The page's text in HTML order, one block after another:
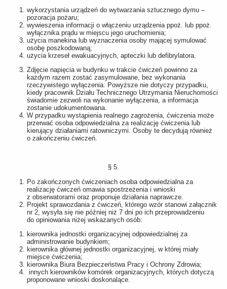
wykorzystania urządzeń do wytwarzania sztucznego dymu –
pozoracja pożaru;
wywieszenia informacji o włączeniu urządzenia ppoż. lub ppoż.
wyłącznika prądu w miejscu jego uruchomienia;
użycia manekina lub wyznaczenia osoby mającej symulować
osobę poszkodowaną;
użycia krzeseł ewakuacyjnych, apteczki lub defibrylatora.
Zdjęcie napięcia w budynku w trakcie ćwiczeń powinno za
każdym razem zostać zasymulowane, bez wykonania
rzeczywistego wyłączenia. Powyższe nie dotyczy przypadku,
kiedy pracownik Działu Technicznego Utrzymania Nieruchomości
świadomie zezwoli na wykonanie wyłączenia, a informacja
zostanie udokumentowana.
W przypadku wystąpienia realnego zagrożenia, ćwiczenia może
przerwać osoba odpowiedzialna za realizację ćwiczenia lub
kierujący działaniami ratowniczymi. Osoby te decydują również
o zakończeniu ćwiczeń.
§ 5.
Po zakończonych ćwiczeniach osoba odpowiedzialna za
realizację ćwiczeń omawia spostrzeżenia i wnioski
z obserwatorami oraz proponuje działania naprawcze.
Projekt sprawozdania z ćwiczeń, którego wzór stanowi załącznik
nr 2, wysyła się nie później niż 7 dni po ich przeprowadzeniu
do opiniowania niżej wskazanych osób:
kierownika jednostki organizacyjnej odpowiedzialnej za
administrowanie budynkiem;
kierownika głównej jednostki organizacyjnej, w której miały
miejsce ćwiczenia;
kierownika Biura Bezpieczeństwa Pracy i Ochrony Zdrowia;
innych kierowników komórek organizacyjnych, których dotyczą
proponowane wnioski doskonalące.